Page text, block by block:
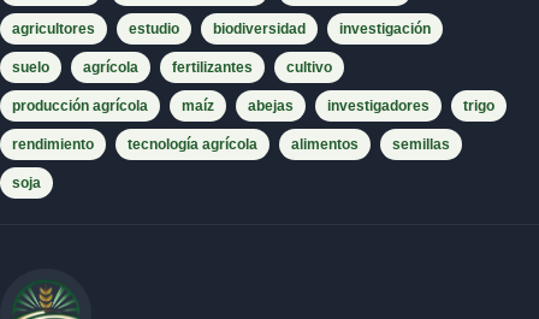
agricultores estudio biodiversidad investigación
suelo agrícola fertilizantes cultivo
producción agrícola maíz abejas investigadores trigo
rendimiento tecnología agrícola alimentos semillas
soja